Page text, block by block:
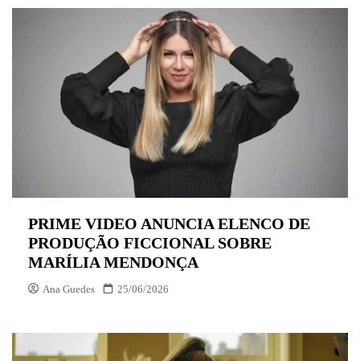
PRIME VIDEO ANUNCIA ELENCO DE
PRODUÇÃO FICCIONAL SOBRE
MARÍLIA MENDONÇA
Ana Guedes 25/06/2026